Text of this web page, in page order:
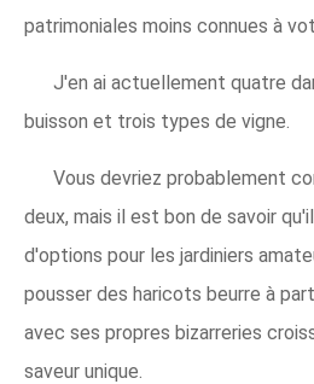
patrimoniales moins connues à
J'en ai actuellement quatre
buisson et trois types de vigne.
Vous devriez probablement
deux, mais il est bon de savoir
d'options pour les jardiniers
pousser des haricots beurre à
avec ses propres bizarreries
saveur unique.